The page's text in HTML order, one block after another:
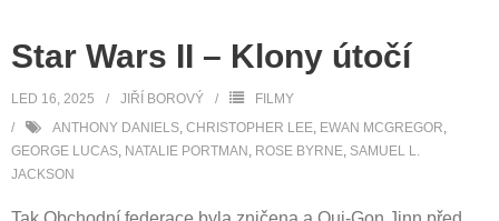
Star Wars II – Klony útočí
LED 16, 2025 JIŘÍ BOROVÝ
FILMY
ANTHONY DANIELS, CHRISTOPHER LEE, EWAN MCGREGOR,
GEORGE LUCAS, NATALIE PORTMAN , ROSE BYRNE, SAMUEL L.
JACKSON